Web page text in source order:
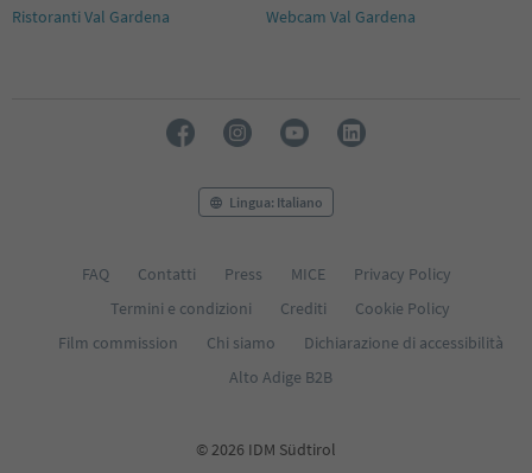
Ristoranti Val Gardena
Webcam Val Gardena
Lingua: Italiano
FAQ Contatti Press MICE
Privacy Policy
Termini e condizioni
Crediti
Cookie Policy
Film commission
Chi siamo
Dichiarazione di accessibilità
Alto Adige B2B
© 2026 IDM Südtirol